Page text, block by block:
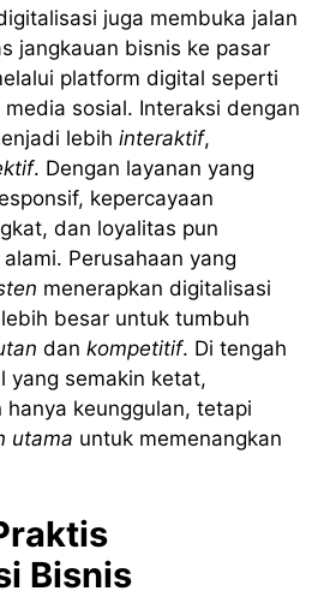
juga membuka jalan
jangkauan bisnis ke pasar
platform digital seperti
sosial. Interaksi dengan
lebih interaktif,
. Dengan layanan yang
kepercayaan
dan loyalitas pun
Perusahaan yang
menerapkan digitalisasi
besar untuk tumbuh
dan kompetitif. Di tengah
yang semakin ketat,
keunggulan, tetapi
utama untuk memenangkan
Bisnis